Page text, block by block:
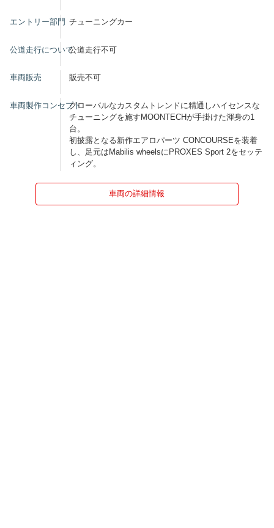
エントリー部門 チューニングカー
公道走行について公道走行不可
車両販売 販売不可
車両製作コンセプトグローバルなカスタムトレンドに精通しハイセンスな
チューニングを施すMOONTECHが手掛けた渾身の1
台。
初披露となる新作エアロパーツ CONCOURSEを装着
し、足元はMabilis wheelsにPROXES Sport 2をセッテ
ィング。
車両の詳細情報